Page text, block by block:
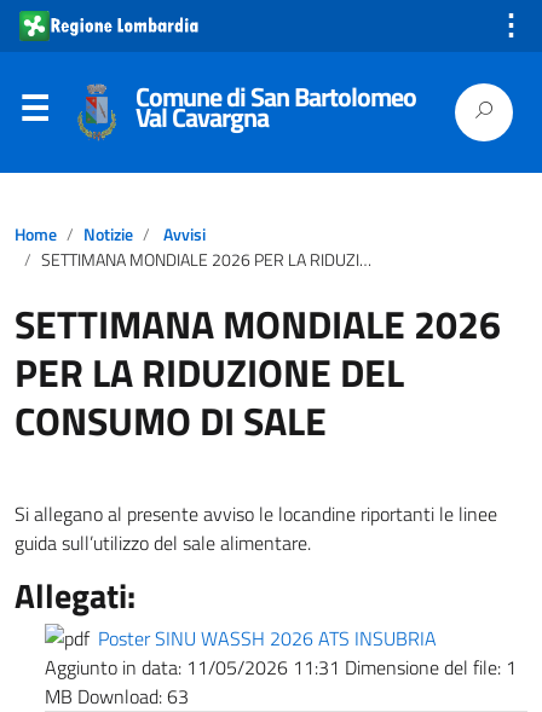
⋮
Comune di San Bartolomeo
Val Cavargna
Home Notizie
Avvisi
SETTIMANA MONDIALE 2026 PER LA RIDUZIONE DEL CONSUMO DI SALE
SETTIMANA MONDIALE 2026
PER LA RIDUZIONE DEL
CONSUMO DI SALE
Si allegano al presente avviso le locandine riportanti le linee
guida sull’utilizzo del sale alimentare.
Allegati:
Poster SINU WASSH 2026 ATS INSUBRIA
Aggiunto in data: 11/05/2026 11:31 Dimensione del file: 1
MB Download:63